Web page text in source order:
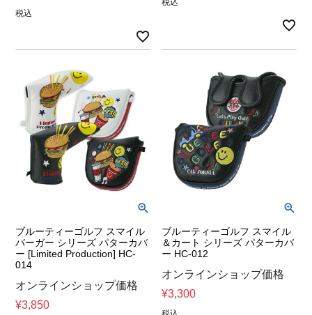
税込
税込
ブルーティーゴルフ スマイル
バーガー シリーズ パターカバ
ー [Limited Production] HC-
014
オンラインショップ価格
¥3,850
ブルーティーゴルフ スマイル
＆カート シリーズ パターカバ
ー HC-012
オンラインショップ価格
¥3,300